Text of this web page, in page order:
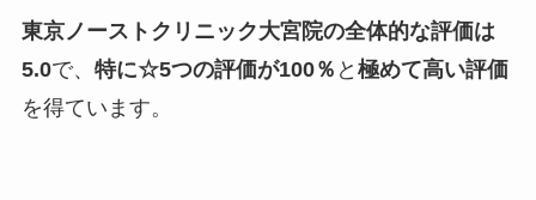
東京ノーストクリニック大宮院の全体的な評価は
5.0で、 特に☆5つの評価が100％ と 極めて高い評価
を得ています。